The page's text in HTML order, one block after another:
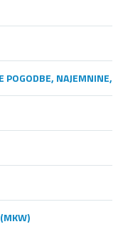
NAJEMNINE,…